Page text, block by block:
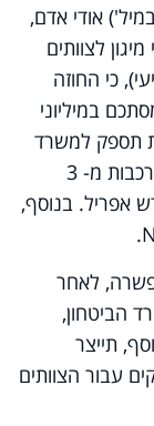
אודי אדם,
לצוותים
כי החוזה
במיליוני
תספק למשרד
הבריאות כ- 30 מיליון מסכות כירורגיות, המורכבות מ- 3
חודש אפריל. בנוסף,
.
לאחר
הביטחון,
תייצר
עבור הצוותים